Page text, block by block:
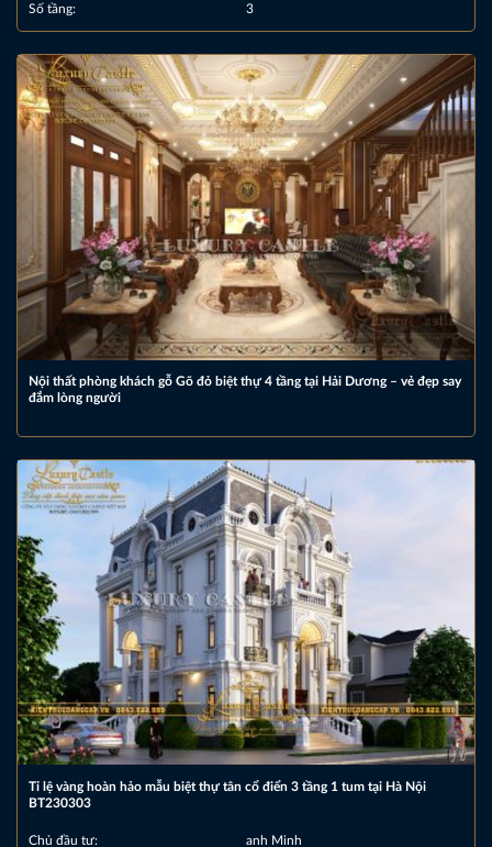
Số tầng:
3
Nội thất phòng khách gỗ Gõ đỏ biệt thự 4 tầng tại Hải Dương – vẻ đẹp say
đắm lòng người
Tỉ lệ vàng hoàn hảo mẫu biệt thự tân cổ điển 3 tầng 1 tum tại Hà Nội
BT230303
Chủ đầu tư: anh Minh